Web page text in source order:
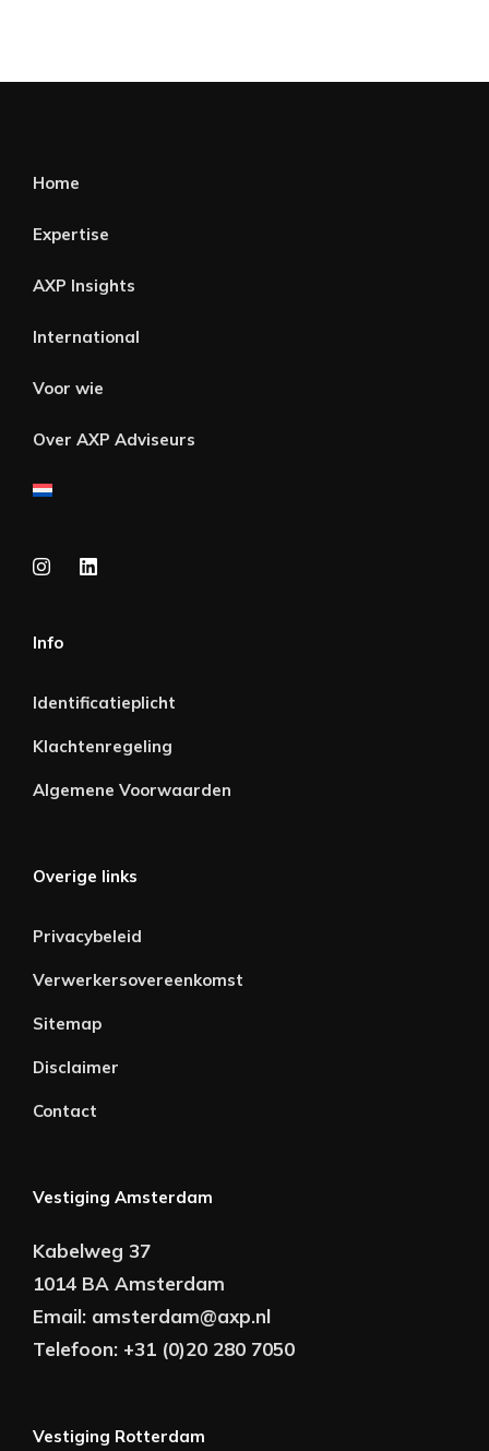
Home
Expertise
AXP Insights
International
Voor wie
Over AXP Adviseurs
Info
Identificatieplicht
Klachtenregeling
Algemene Voorwaarden
Overige links
Privacybeleid
Verwerkersovereenkomst
Sitemap
Disclaimer
Contact
Vestiging Amsterdam
Kabelweg 37
1014 BA Amsterdam
Email: amsterdam@axp.nl
Telefoon: +31 (0)20 280 7050
Vestiging Rotterdam